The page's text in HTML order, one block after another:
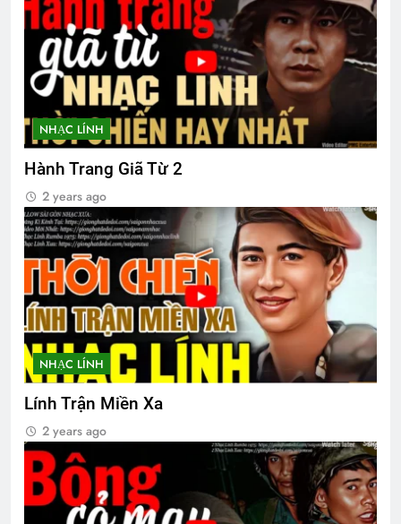
MỘT THỜI ĐỂ TIN (B.J. Morbitzer)
3 Years Ago
XIN HÃY YÊU TÔI
3 Years Ago
Liên Khúc Xuân 2024
2 Years Ago
2 Years Ago
Bông cỏ may
2 Years Ago
English For Today book 2
1 Year Ago
MÀU ÁO TÔI YÊU
3 Years Ago
Nhạc Xuân 2024
YÊU NGHĨA LÀ YÊU?
3 Years Ago
Lá thư trần thế
2 Years Ago
NHẠC LÍNH
Hành Trang Giã Từ 2
2 years ago
NHẠC LÍNH
Lính Trận Miền Xa
2 years ago